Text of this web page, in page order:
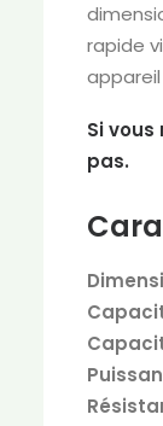
rapide
Si
pas.